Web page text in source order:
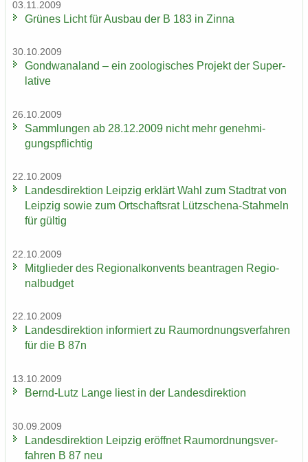
03.11.2009
Grü­nes Licht für Aus­bau der B 183 in Zinna
30.10.2009
Gond­wa­na­land – ein zoo­lo­gi­sches Pro­jekt der Su­per­
la­ti­ve
26.10.2009
Samm­lun­gen ab 28.12.2009 nicht mehr ge­neh­mi­
gungs­pflich­tig
22.10.2009
Lan­des­di­rek­ti­on Leip­zig er­klärt Wahl zum Stadt­rat von
Leip­zig sowie zum Ort­schafts­rat Lützschena-​Stahmeln
für gül­tig
22.10.2009
Mit­glie­der des Re­gio­nal­kon­vents be­an­tra­gen Re­gio­
nal­bud­get
22.10.2009
Lan­des­di­rek­ti­on in­for­miert zu Raum­ord­nungs­ver­fah­ren
für die B 87n
13.10.2009
Bernd-​Lutz Lange liest in der Lan­des­di­rek­ti­on
30.09.2009
Lan­des­di­rek­ti­on Leip­zig er­öff­net Raum­ord­nungs­ver­
fah­ren B 87 neu